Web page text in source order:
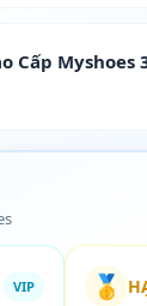
Cấp Myshoes
VIP 🥇